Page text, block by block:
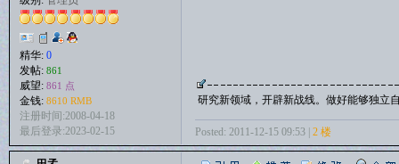
精华: 0
发帖: 861
威望: 861 点
金钱: 8610 RMB
注册时间:2008-04-18
最后登录:2023-02-15
研究新领域，开辟新战线。做好能够独立
Posted: 2011-12-15 09:53 | 2 楼